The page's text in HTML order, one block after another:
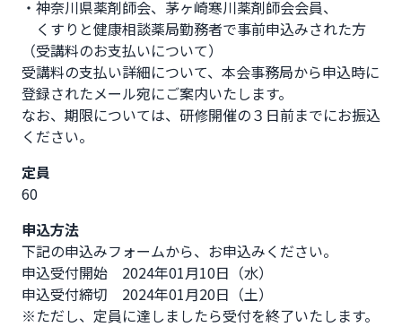
・神奈川県薬剤師会、茅ヶ崎寒川薬剤師会会員、
くすりと健康相談薬局勤務者で事前申込みされた方
（受講料のお支払いについて）
受講料の支払い詳細について、本会事務局から申込時に
登録されたメール宛にご案内いたします。
なお、期限については、研修開催の３日前までにお振込
ください。
定員
60
申込方法
下記の申込みフォームから、お申込みください。
申込受付開始　2024年01月10日（水）
申込受付締切　2024年01月20日（土）
※ただし、定員に達しましたら受付を終了いたします。